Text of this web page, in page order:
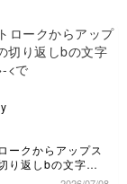
ークからアップス
り返しbの文字が